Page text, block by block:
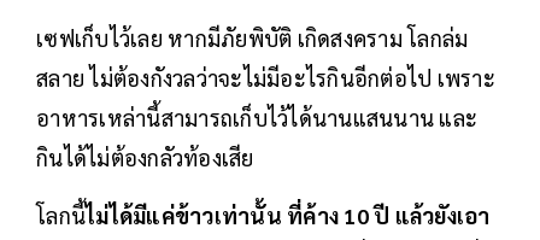
เซฟเก็บไว้เลย หากมีภัยพิบัติ เกิดสงคราม โลกล่ม
สลาย ไม่ต้องกังวลว่าจะไม่มีอะไรกินอีกต่อไป เพราะ
อาหารเหล่านี้สามารถเก็บไว้ได้นานแสนนาน และ
กินได้ไม่ต้องกลัวท้องเสีย
โลกนี้ไม่ได้มีแค่ข้าวเท่านั้น ที่ค้าง 10 ปี แล้วยังเอา